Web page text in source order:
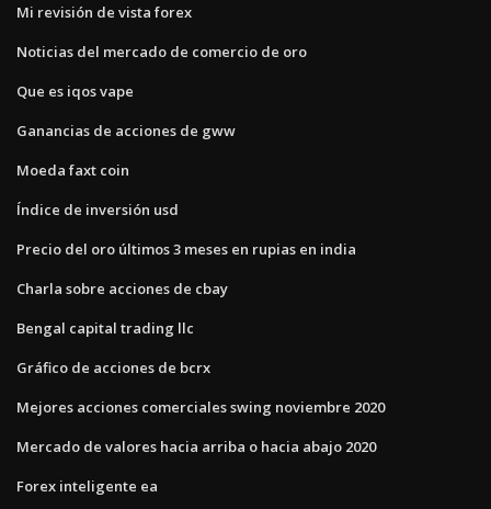
Mi revisión de vista forex
Noticias del mercado de comercio de oro
Que es iqos vape
Ganancias de acciones de gww
Moeda faxt coin
Índice de inversión usd
Precio del oro últimos 3 meses en rupias en india
Charla sobre acciones de cbay
Bengal capital trading llc
Gráfico de acciones de bcrx
Mejores acciones comerciales swing noviembre 2020
Mercado de valores hacia arriba o hacia abajo 2020
Forex inteligente ea